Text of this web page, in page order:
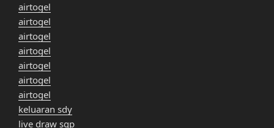
airtogel
airtogel
airtogel
airtogel
airtogel
airtogel
airtogel
keluaran sdy
live draw sgp